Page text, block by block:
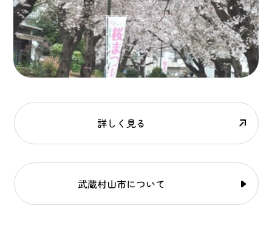
詳しく見る
武蔵村山市について